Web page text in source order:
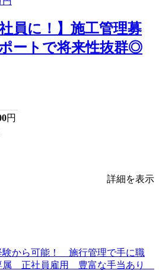
員に！】施工管理募
ートで将来性抜群◎
円
詳細を表示